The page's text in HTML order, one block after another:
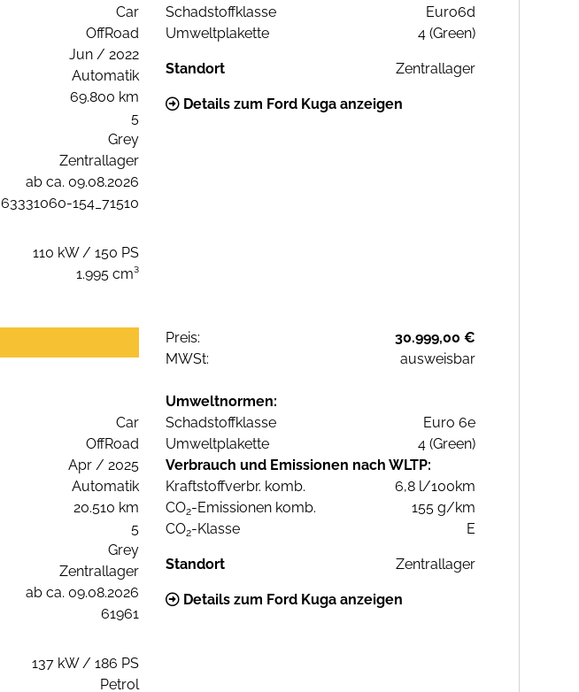
Car
OffRoad
Jun / 2022
Automatik
69.800 km
5
Grey
Zentrallager
ab ca. 09.08.2026
63331060-154_71510
110 kW / 150 PS
1.995 cm³
Schadstoffklasse
Euro6d
Umweltplakette
4 (Green)
Standort Zentrallager
Details zum Ford Kuga anzeigen
Preis:
30.999,00 €
MWSt:
ausweisbar
Car
OffRoad
Apr / 2025
Automatik
20.510 km
5
Grey
Zentrallager
ab ca. 09.08.2026
61961
137 kW / 186 PS
Petrol
Umweltnormen:
Schadstoffklasse
Euro 6e
Umweltplakette
4 (Green)
Verbrauch und Emissionen nach WLTP:
Kraftstoffverbr. komb.
6,8 l/100km
CO2-Emissionen komb.
155 g/km
CO2-Klasse E
Standort Zentrallager
Details zum Ford Kuga anzeigen